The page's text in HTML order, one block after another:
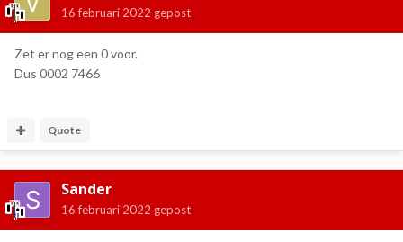
16 februari 2022 gepost
Zet er nog een 0 voor.
Dus 0002 7466
Quote
Sander
16 februari 2022 gepost